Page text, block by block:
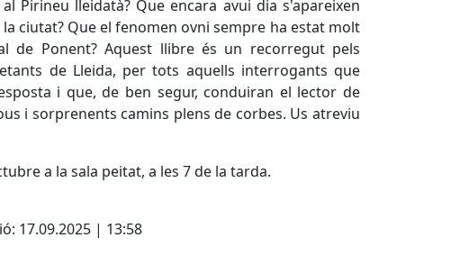
Pirineu lleidatà? Que encara avui dia s'apareixen
ciutat? Que el fenomen ovni sempre ha estat molt
de Ponent? Aquest llibre és un recorregut pels
de Lleida, per tots aquells interrogants que
i que, de ben segur, conduiran el lector de
i sorprenents camins plens de corbes. Us atreviu
a la sala peitat, a les 7 de la tarda.
17.09.2025 | 13:58